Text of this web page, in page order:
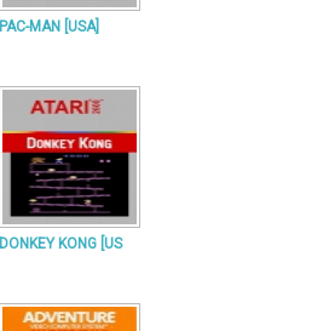
PAC-MAN [USA]
DONKEY KONG [US